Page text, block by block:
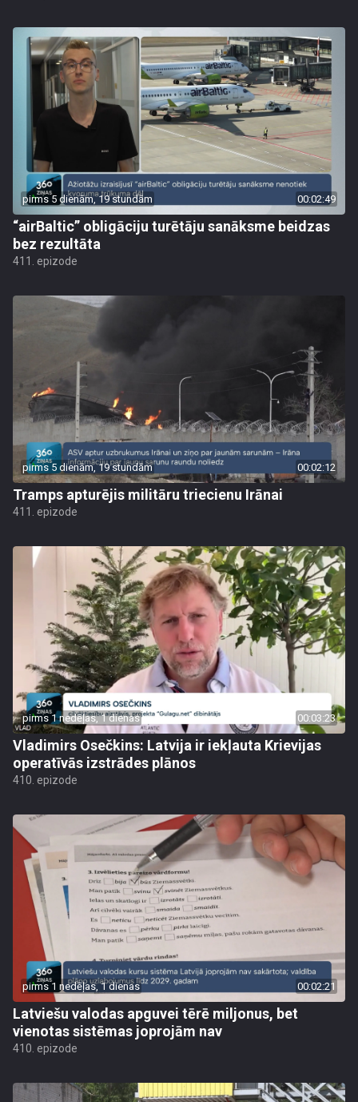
pirms 5 dienām, 19 stundām 00:02:49
“airBaltic” obligāciju turētāju sanāksme beidzas
bez rezultāta
411. epizode
pirms 5 dienām, 19 stundām 00:02:12
Tramps apturējis militāru triecienu Irānai
411. epizode
pirms 1 nedēļas, 1 dienas 00:03:23
Vladimirs Osečkins: Latvija ir iekļauta Krievijas
operatīvās izstrādes plānos
410. epizode
pirms 1 nedēļas, 1 dienas 00:02:21
Latviešu valodas apguvei tērē miljonus, bet
vienotas sistēmas joprojām nav
410. epizode